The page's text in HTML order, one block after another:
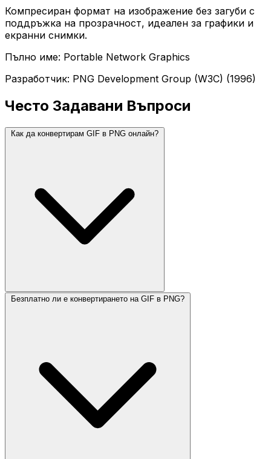
Компресиран формат на изображение без загуби с
поддръжка на прозрачност, идеален за графики и
екранни снимки.
Пълно име: Portable Network Graphics
Разработчик: PNG Development Group (W3C) (1996)
Често Задавани Въпроси
Как да конвертирам GIF в PNG онлайн?
Безплатно ли е конвертирането на GIF в PNG?